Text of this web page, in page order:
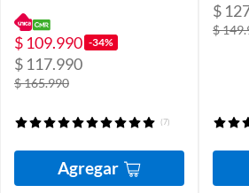
$ 109.990 -34%
$ 117.990
$ 165.990
(7)
Agregar
$
$